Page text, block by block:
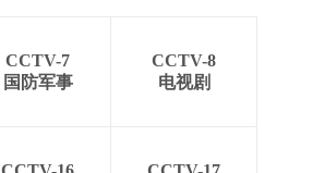
CCTV-7
国防军事
CCTV-8
电视剧